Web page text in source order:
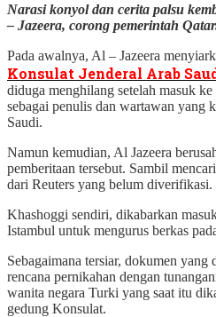
Narasi konyol dan cerita palsu
– Jazeera, corong pemerintah
Pada awalnya, Al – Jazeera
Konsulat Jenderal Arab
diduga menghilang setelah masuk
sebagai penulis dan wartawan yang
Saudi.
Namun kemudian, Al Jazeera
pemberitaan tersebut. Sambil
dari Reuters yang belum diverifikasi.
Khashoggi sendiri, dikabarkan
Istambul untuk mengurus berkas
Sebagaimana tersiar, dokumen yang
rencana pernikahan dengan
wanita negara Turki yang saat itu
gedung Konsulat.